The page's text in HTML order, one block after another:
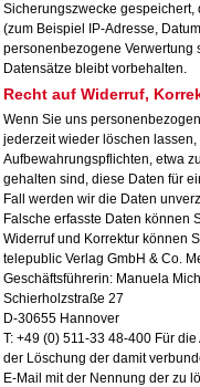
Sicherungszwecke
(zum Beispiel IP-Adresse,
personenbezogene Verwertung
Datensätze bleibt vorbehalten.
Recht auf Widerruf,
Wenn Sie uns
jederzeit wieder löschen
Aufbewahrungspflichten, etwa
gehalten sind, diese Daten für
Fall werden wir die Daten
Falsche erfasste Daten können
Widerruf und Korrektur können
telepublic Verlag GmbH & Co.
Geschäftsführerin: Manuela
Schierholzstraße 27
D-30655 Hannover
T: +49 (0) 511-33 48-400 Für
der Löschung der damit
E-Mail mit der Nennung der zu